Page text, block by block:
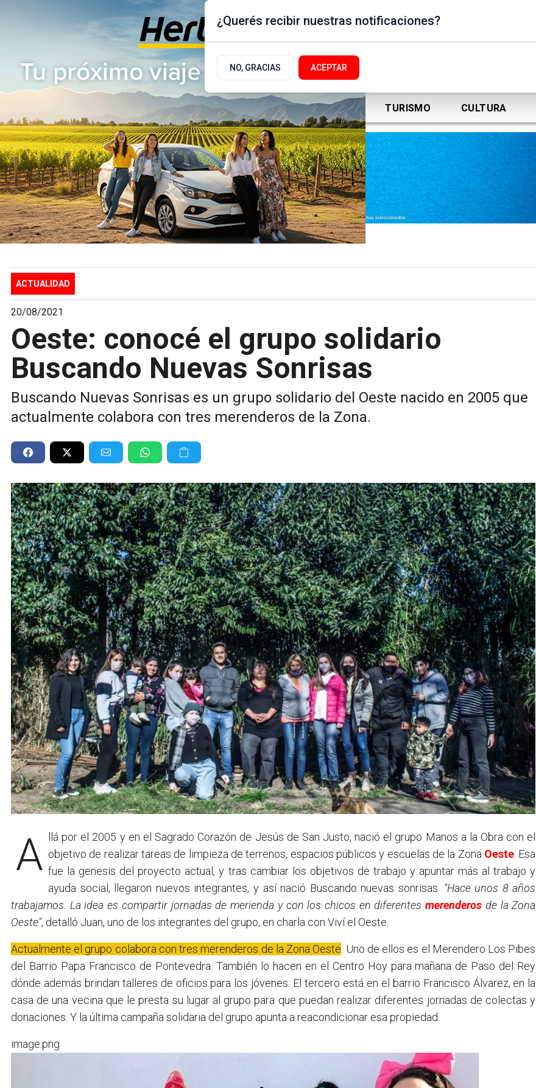
Viernes 7 de Agosto
de 2026
17.9ºc | Buenos Aires, AR
ACTUALIDAD POLÍTICA DEPORTES TURISMO CULTURA
ACTUALIDAD
20/08/2021
Oeste: conocé el grupo solidario
Buscando Nuevas Sonrisas
Buscando Nuevas Sonrisas es un grupo solidario del Oeste nacido en 2005 que
actualmente colabora con tres merenderos de la Zona.
Allá por el 2005 y en el Sagrado Corazón de Jesús de San Justo, nació el grupo Manos a la Obra con el objetivo de realizar tareas de limpieza de terrenos, espacios públicos y escuelas de la Zona Oeste. Esa
fue la genesis del proyecto actual, y tras cambiar los objetivos de trabajo y apuntar más al trabajo y
ayuda social, llegaron nuevos integrantes, y así nació Buscando nuevas sonrisas.
"Hace unos 8 años
trabajamos. La idea es compartir jornadas de merienda y con los chicos en diferentesmerenderos de la Zona
Oeste", detalló Juan, uno de los integrantes del grupo, en charla con Viví el Oeste.
Actualmente el grupo colabora con tres merenderos de la Zona Oeste . Uno de ellos es el Merendero Los Pibes
del Barrio Papa Francisco de Pontevedra. También lo hacen en el Centro Hoy para mañana de Paso del Rey
dónde además brindan talleres de oficios para los jóvenes. El tercero está en el barrio Francisco Álvarez, en la
casa de una vecina que le presta su lugar al grupo para que puedan realizar diferentes jornadas de colectas y
donaciones. Y la última campaña solidaria del grupo apunta a reacondicionar esa propiedad.
image.png
¿Querés recibir nuestras notificaciones?
NO, GRACIAS ACEPTAR